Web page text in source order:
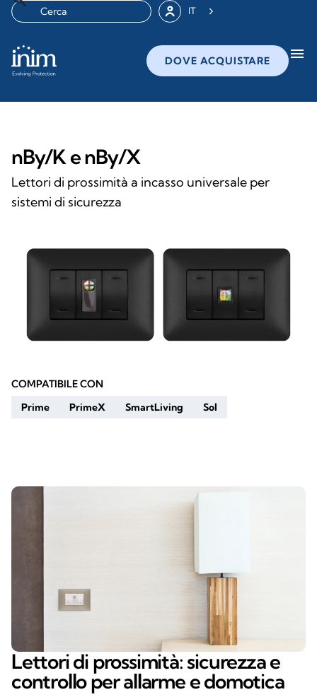
IT
DOVE ACQUISTARE menu
nBy/K e nBy/X
Lettori di prossimità a incasso universale per
sistemi di sicurezza
COMPATIBILE CON
Prime
PrimeX SmartLiving Sol
Lettori di prossimità: sicurezza e
controllo per allarme e domotica